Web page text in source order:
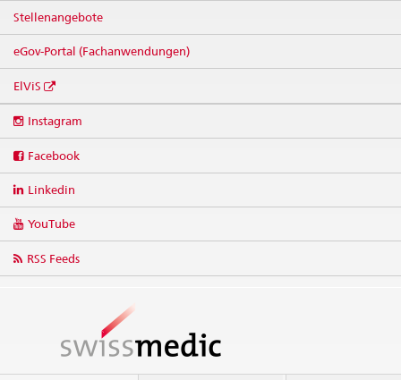
Stellenangebote
eGov-Portal (Fachanwendungen)
ElViS
media
Instagram
Facebook
Linkedin
YouTube
RSS Feeds